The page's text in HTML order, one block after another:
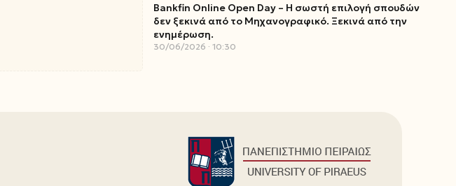
Bankfin Online Open Day – Η σωστή επιλογή σπουδών
δεν ξεκινά από το Μηχανογραφικό. Ξεκινά από την
ενημέρωση.
30/06/2026 10:30